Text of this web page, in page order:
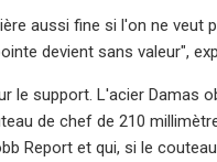
aussi fine si l'on ne veut
devient sans valeur",
le support. L'acier Damas
de chef de 210
Report et qui, si le